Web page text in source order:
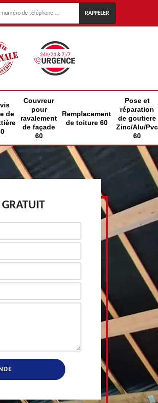
de
Couvreur
pour
ravalement
de façade
60
Remplacement
de toiture 60
Pose et
réparation
de goutiere
Zinc/Alu/Pvc
60